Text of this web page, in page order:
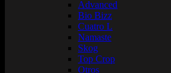
Advanced
Bio Bizz
Cuatro L
Namaste
Skog
Top Crop
Otros